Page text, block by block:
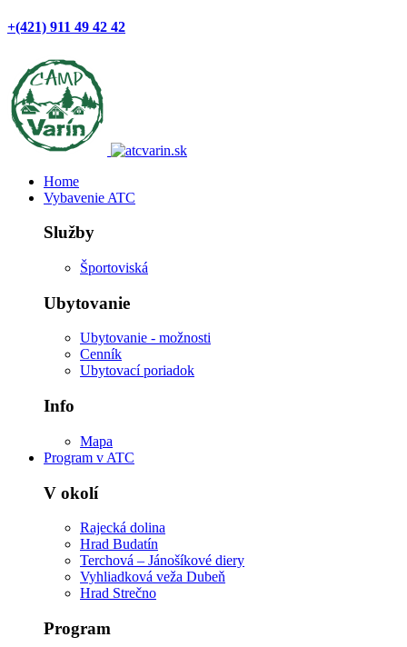
+(421) 911 49 42 42
Home
Vybavenie ATC
Služby
Športoviská
Ubytovanie
Ubytovanie - možnosti
Cenník
Ubytovací poriadok
Info
Mapa
Program v ATC
V okolí
Rajecká dolina
Hrad Budatín
Terchová – Jánošíkové diery
Vyhliadková veža Dubeň
Hrad Strečno
Program